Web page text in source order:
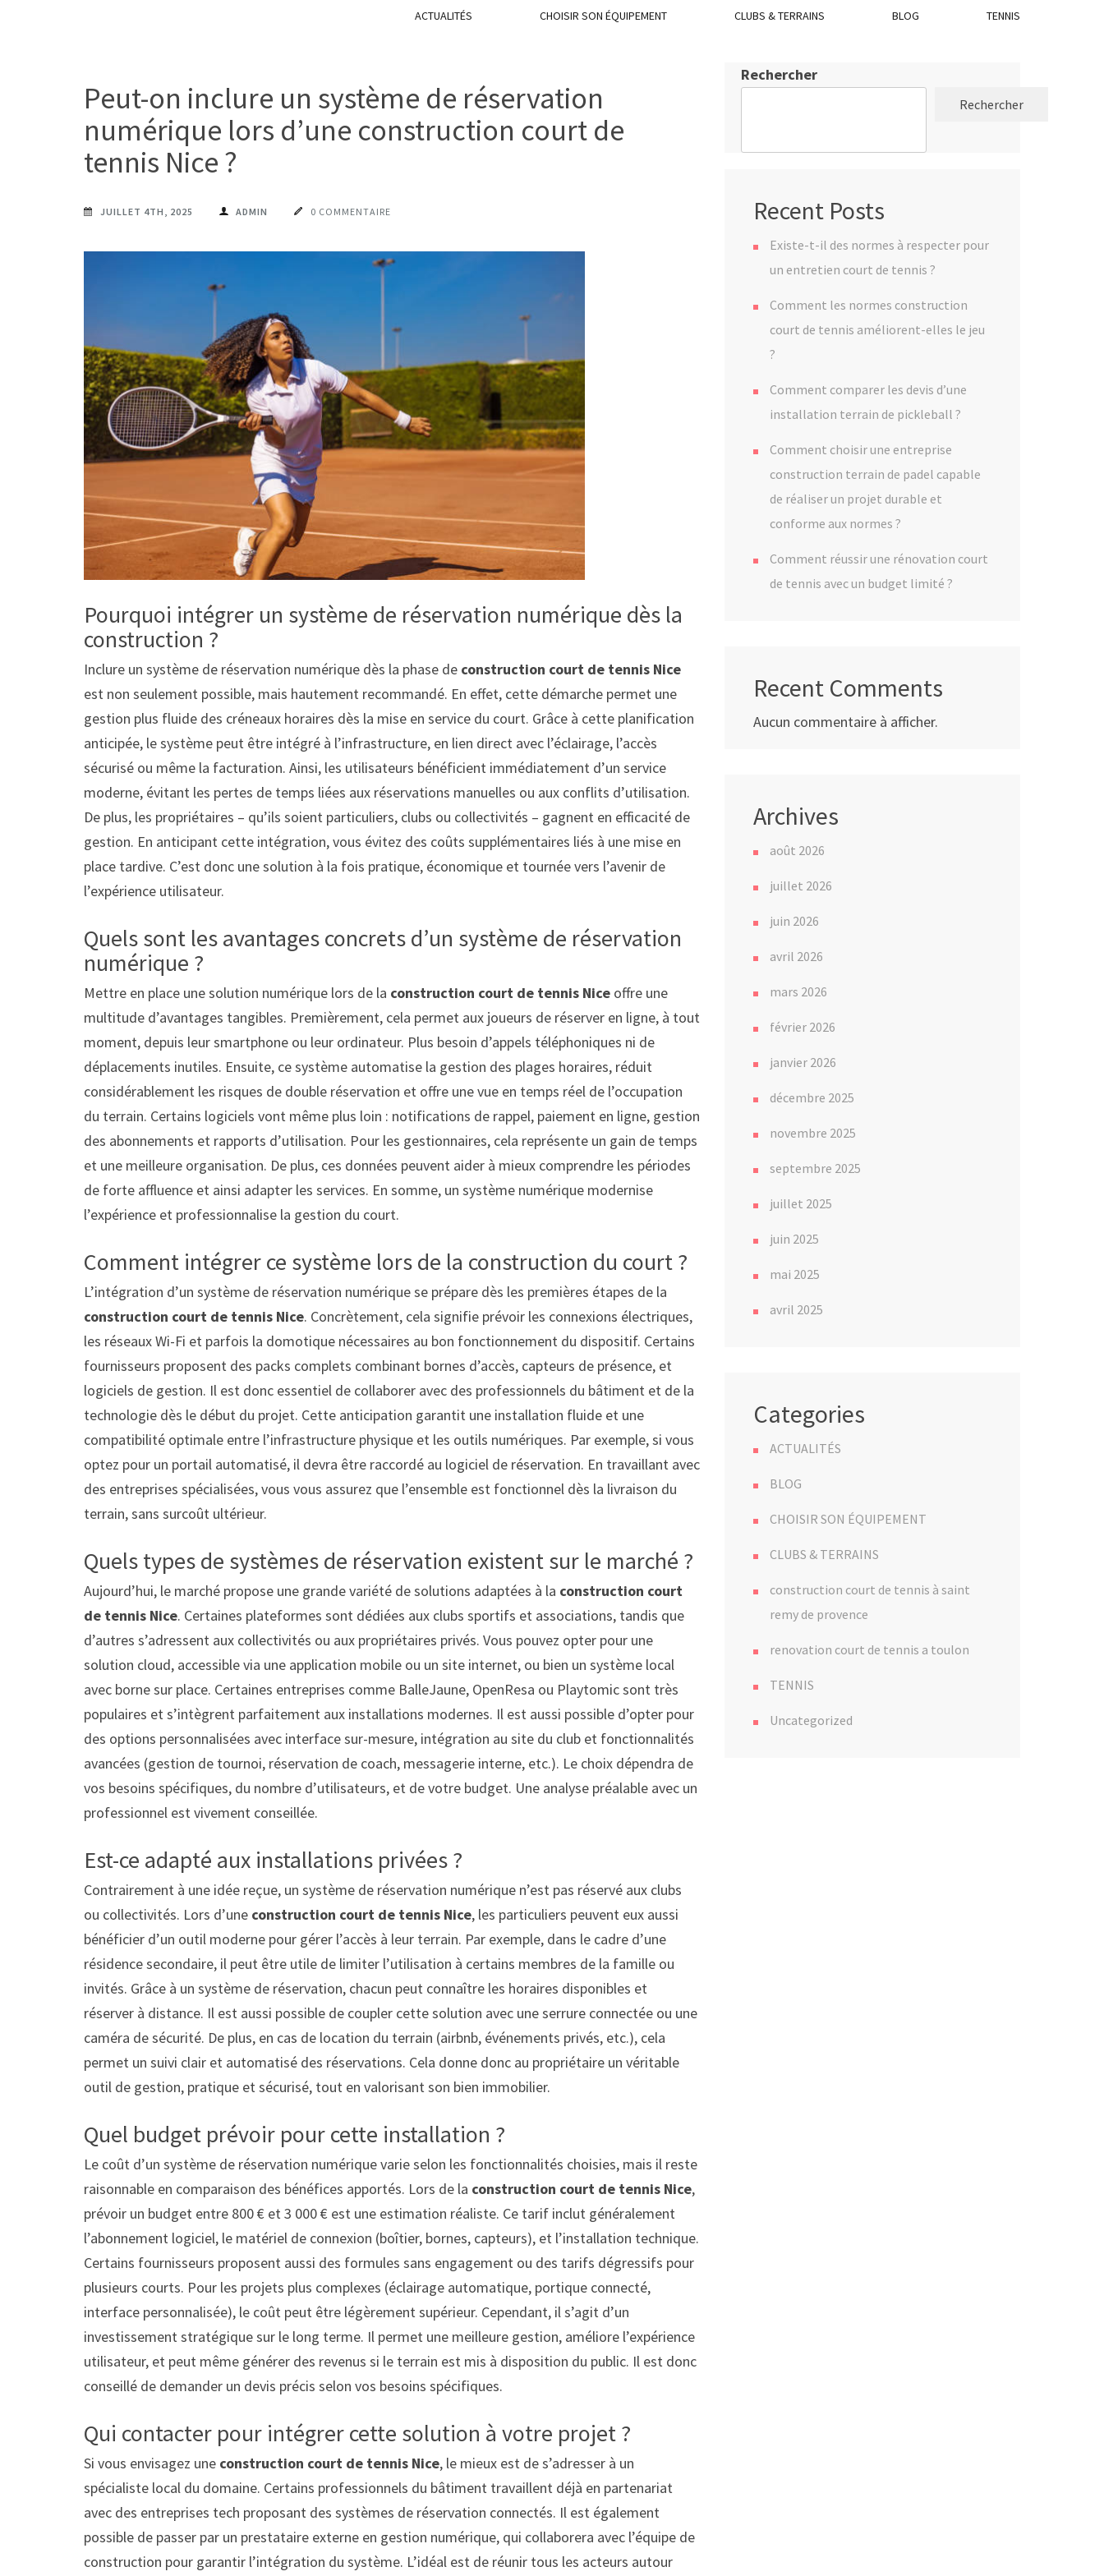
ACTUALITÉS CHOISIR SON ÉQUIPEMENT CLUBS & TERRAINS BLOG TENNIS
Peut-on inclure un système de réservation
numérique lors d’une construction court de
tennis Nice ?
JUILLET 4TH, 2025 ADMIN 0 COMMENTAIRE
Pourquoi intégrer un système de réservation numérique dès la
construction ?
Inclure un système de réservation numérique dès la phase de construction court de tennis Nice
est non seulement possible, mais hautement recommandé. En effet, cette démarche permet une
gestion plus fluide des créneaux horaires dès la mise en service du court. Grâce à cette planification
anticipée, le système peut être intégré à l’infrastructure, en lien direct avec l’éclairage, l’accès
sécurisé ou même la facturation. Ainsi, les utilisateurs bénéficient immédiatement d’un service
moderne, évitant les pertes de temps liées aux réservations manuelles ou aux conflits d’utilisation.
De plus, les propriétaires – qu’ils soient particuliers, clubs ou collectivités – gagnent en efficacité de
gestion. En anticipant cette intégration, vous évitez des coûts supplémentaires liés à une mise en
place tardive. C’est donc une solution à la fois pratique, économique et tournée vers l’avenir de
l’expérience utilisateur.
Quels sont les avantages concrets d’un système de réservation
numérique ?
Mettre en place une solution numérique lors de la construction court de tennis Nice offre une
multitude d’avantages tangibles. Premièrement, cela permet aux joueurs de réserver en ligne, à tout
moment, depuis leur smartphone ou leur ordinateur. Plus besoin d’appels téléphoniques ni de
déplacements inutiles. Ensuite, ce système automatise la gestion des plages horaires, réduit
considérablement les risques de double réservation et offre une vue en temps réel de l’occupation
du terrain. Certains logiciels vont même plus loin : notifications de rappel, paiement en ligne, gestion
des abonnements et rapports d’utilisation. Pour les gestionnaires, cela représente un gain de temps
et une meilleure organisation. De plus, ces données peuvent aider à mieux comprendre les périodes
de forte affluence et ainsi adapter les services. En somme, un système numérique modernise
l’expérience et professionnalise la gestion du court.
Comment intégrer ce système lors de la construction du court ?
L’intégration d’un système de réservation numérique se prépare dès les premières étapes de la
construction court de tennis Nice. Concrètement, cela signifie prévoir les connexions électriques,
les réseaux Wi-Fi et parfois la domotique nécessaires au bon fonctionnement du dispositif. Certains
fournisseurs proposent des packs complets combinant bornes d’accès, capteurs de présence, et
logiciels de gestion. Il est donc essentiel de collaborer avec des professionnels du bâtiment et de la
technologie dès le début du projet. Cette anticipation garantit une installation fluide et une
compatibilité optimale entre l’infrastructure physique et les outils numériques. Par exemple, si vous
optez pour un portail automatisé, il devra être raccordé au logiciel de réservation. En travaillant avec
des entreprises spécialisées, vous vous assurez que l’ensemble est fonctionnel dès la livraison du
terrain, sans surcoût ultérieur.
Quels types de systèmes de réservation existent sur le marché ?
Aujourd’hui, le marché propose une grande variété de solutions adaptées à la construction court
de tennis Nice. Certaines plateformes sont dédiées aux clubs sportifs et associations, tandis que
d’autres s’adressent aux collectivités ou aux propriétaires privés. Vous pouvez opter pour une
solution cloud, accessible via une application mobile ou un site internet, ou bien un système local
avec borne sur place. Certaines entreprises comme BalleJaune, OpenResa ou Playtomic sont très
populaires et s’intègrent parfaitement aux installations modernes. Il est aussi possible d’opter pour
des options personnalisées avec interface sur-mesure, intégration au site du club et fonctionnalités
avancées (gestion de tournoi, réservation de coach, messagerie interne, etc.). Le choix dépendra de
vos besoins spécifiques, du nombre d’utilisateurs, et de votre budget. Une analyse préalable avec un
professionnel est vivement conseillée.
Est-ce adapté aux installations privées ?
Contrairement à une idée reçue, un système de réservation numérique n’est pas réservé aux clubs
ou collectivités. Lors d’une construction court de tennis Nice, les particuliers peuvent eux aussi
bénéficier d’un outil moderne pour gérer l’accès à leur terrain. Par exemple, dans le cadre d’une
résidence secondaire, il peut être utile de limiter l’utilisation à certains membres de la famille ou
invités. Grâce à un système de réservation, chacun peut connaître les horaires disponibles et
réserver à distance. Il est aussi possible de coupler cette solution avec une serrure connectée ou une
caméra de sécurité. De plus, en cas de location du terrain (airbnb, événements privés, etc.), cela
permet un suivi clair et automatisé des réservations. Cela donne donc au propriétaire un véritable
outil de gestion, pratique et sécurisé, tout en valorisant son bien immobilier.
Quel budget prévoir pour cette installation ?
Le coût d’un système de réservation numérique varie selon les fonctionnalités choisies, mais il reste
raisonnable en comparaison des bénéfices apportés. Lors de la construction court de tennis Nice,
prévoir un budget entre 800 € et 3 000 € est une estimation réaliste. Ce tarif inclut généralement
l’abonnement logiciel, le matériel de connexion (boîtier, bornes, capteurs), et l’installation technique.
Certains fournisseurs proposent aussi des formules sans engagement ou des tarifs dégressifs pour
plusieurs courts. Pour les projets plus complexes (éclairage automatique, portique connecté,
interface personnalisée), le coût peut être légèrement supérieur. Cependant, il s’agit d’un
investissement stratégique sur le long terme. Il permet une meilleure gestion, améliore l’expérience
utilisateur, et peut même générer des revenus si le terrain est mis à disposition du public. Il est donc
conseillé de demander un devis précis selon vos besoins spécifiques.
Qui contacter pour intégrer cette solution à votre projet ?
Si vous envisagez une construction court de tennis Nice, le mieux est de s’adresser à un
spécialiste local du domaine. Certains professionnels du bâtiment travaillent déjà en partenariat
avec des entreprises tech proposant des systèmes de réservation connectés. Il est également
possible de passer par un prestataire externe en gestion numérique, qui collaborera avec l’équipe de
construction pour garantir l’intégration du système. L’idéal est de réunir tous les acteurs autour
Rechercher
Rechercher
Recent Posts
Existe-t-il des normes à respecter pour
un entretien court de tennis ?
Comment les normes construction
court de tennis améliorent-elles le jeu
?
Comment comparer les devis d’une
installation terrain de pickleball ?
Comment choisir une entreprise
construction terrain de padel capable
de réaliser un projet durable et
conforme aux normes ?
Comment réussir une rénovation court
de tennis avec un budget limité ?
Recent Comments
Aucun commentaire à afficher.
Archives
août 2026
juillet 2026
juin 2026
avril 2026
mars 2026
février 2026
janvier 2026
décembre 2025
novembre 2025
septembre 2025
juillet 2025
juin 2025
mai 2025
avril 2025
Categories
ACTUALITÉS
BLOG
CHOISIR SON ÉQUIPEMENT
CLUBS & TERRAINS
construction court de tennis à saint
remy de provence
renovation court de tennis a toulon
TENNIS
Uncategorized